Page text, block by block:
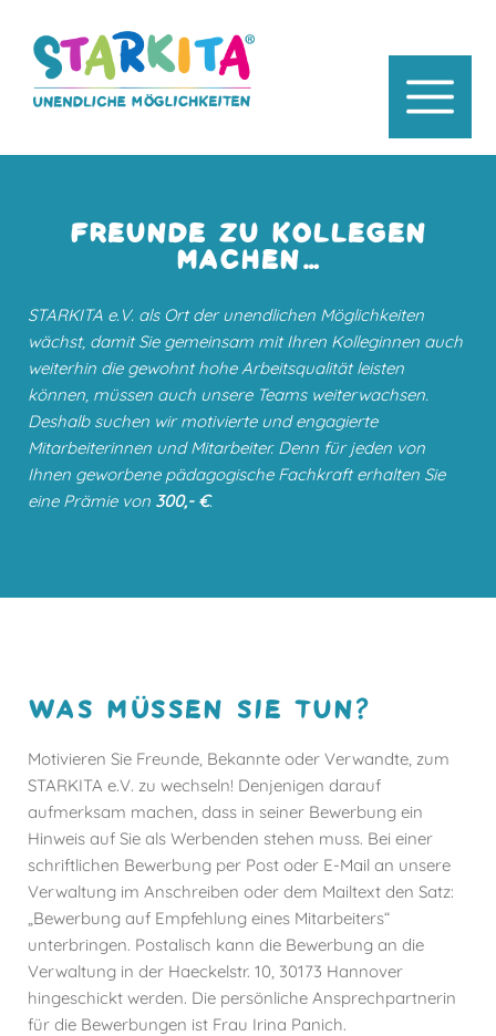
FREUNDE ZU KOLLEGEN
MACHEN…
STARKITA e.V. als Ort der unendlichen Möglichkeiten
wächst, damit Sie gemeinsam mit Ihren Kolleginnen auch
weiterhin die gewohnt hohe Arbeitsqualität leisten
können, müssen auch unsere Teams weiterwachsen.
Deshalb suchen wir motivierte und engagierte
Mitarbeiterinnen und Mitarbeiter. Denn für jeden von
Ihnen geworbene pädagogische Fachkraft erhalten Sie
eine Prämie von 300,- €.
WAS MÜSSEN SIE TUN?
Motivieren Sie Freunde, Bekannte oder Verwandte, zum
STARKITA e.V. zu wechseln! Denjenigen darauf
aufmerksam machen, dass in seiner Bewerbung ein
Hinweis auf Sie als Werbenden stehen muss. Bei einer
schriftlichen Bewerbung per Post oder E-Mail an unsere
Verwaltung im Anschreiben oder dem Mailtext den Satz:
„Bewerbung auf Empfehlung eines Mitarbeiters“
unterbringen. Postalisch kann die Bewerbung an die
Verwaltung in der Haeckelstr. 10, 30173 Hannover
hingeschickt werden. Die persönliche Ansprechpartnerin
für die Bewerbungen ist Frau Irina Panich.